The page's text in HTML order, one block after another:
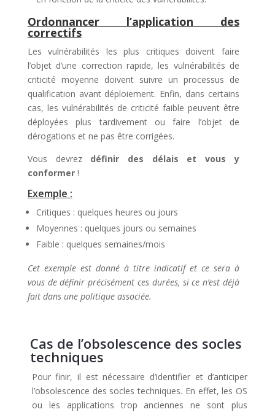
Ordonnancer l’application des
correctifs
Les vulnérabilités les plus critiques doivent faire
l’objet d’une correction rapide, les vulnérabilités de
criticité moyenne doivent suivre un processus de
qualification avant déploiement. Enfin, dans certains
cas, les vulnérabilités de criticité faible peuvent être
déployées plus tardivement ou faire l’objet de
dérogations et ne pas être corrigées.
Vous devrez définir des délais et vous y
conformer!
Exemple :
Critiques : quelques heures ou jours
Moyennes : quelques jours ou semaines
Faible : quelques semaines/mois
Cet exemple est donné à titre indicatif et ce sera à
vous de définir précisément ces durées, si ce n’est déjà
fait dans une politique associée.
Cas de l’obsolescence des socles
techniques
Pour finir, il est nécessaire d’identifier et d’anticiper
l’obsolescence des socles techniques. En effet, les OS
ou les applications trop anciennes ne sont plus